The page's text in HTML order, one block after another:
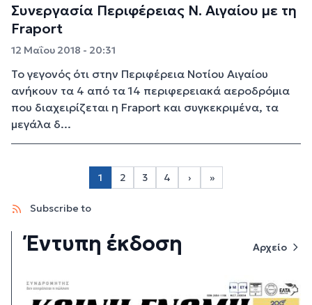
Συνεργασία Περιφέρειας Ν. Αιγαίου με τη
Fraport
12 Μαΐου 2018 - 20:31
Το γεγονός ότι στην Περιφέρεια Νοτίου Αιγαίου
ανήκουν τα 4 από τα 14 περιφερειακά αεροδρόμια
που διαχειρίζεται η Fraport και συγκεκριμένα, τα
μεγάλα δ...
Σελιδοποίηση
1 Page 2
2 Page 3
3 Page 4
4
Next page
›
Last page
»
Subscribe to
Έντυπη έκδοση Αρχείο